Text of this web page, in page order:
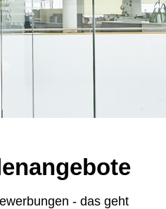
- das geht